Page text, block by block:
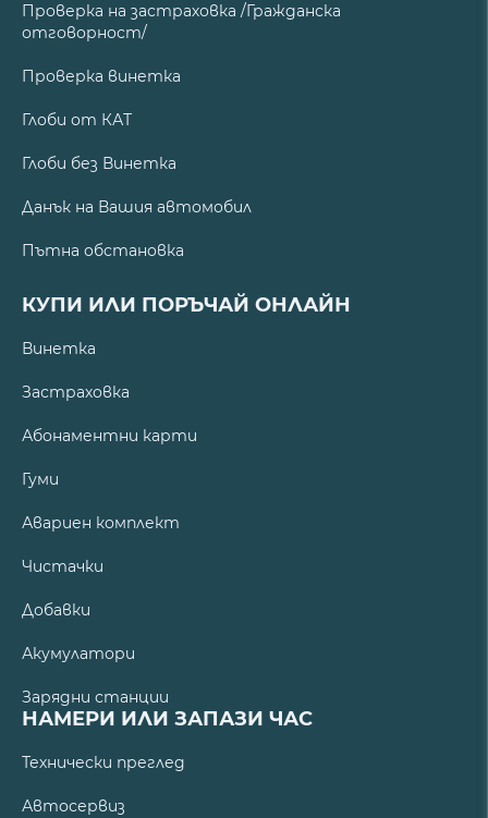
Проверка на застраховка /Гражданска
отговорност/
Проверка винетка
Глоби от КАТ
Глоби без Винетка
Данък на Вашия автомобил
Пътна обстановка
КУПИ ИЛИ ПОРЪЧАЙ ОНЛАЙН
Винетка
Застраховка
Абонаментни карти
Гуми
Авариен комплект
Чистачки
Добавки
Акумулатори
Зарядни станции
НАМЕРИ ИЛИ ЗАПАЗИ ЧАС
Технически преглед
Автосервиз